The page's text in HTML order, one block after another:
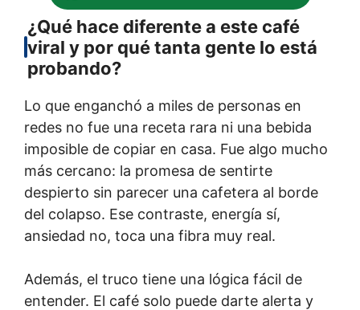
¿Qué hace diferente a este café
viral y por qué tanta gente lo está
probando?
Lo que enganchó a miles de personas en
redes no fue una receta rara ni una bebida
imposible de copiar en casa. Fue algo mucho
más cercano: la promesa de sentirte
despierto sin parecer una cafetera al borde
del colapso. Ese contraste, energía sí,
ansiedad no, toca una fibra muy real.
Además, el truco tiene una lógica fácil de
entender. El café solo puede darte alerta y